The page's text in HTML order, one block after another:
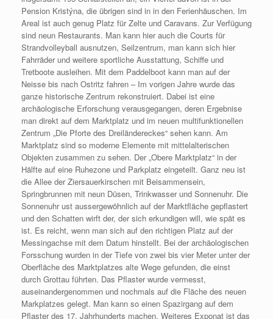
Pension Kristýna, die übrigen sind in in den Ferienhäuschen. Im
Areal ist auch genug Platz für Zelte und Caravans. Zur Verfügung
sind neun Restaurants. Man kann hier auch die Courts für
Strandvolleyball ausnutzen, Seilzentrum, man kann sich hier
Fahrräder und weitere sportliche Ausstattung, Schiffe und
Tretboote ausleihen. Mit dem Paddelboot kann man auf der
Neisse bis nach Ostritz fahren – Im vorigen Jahre wurde das
ganze historische Zentrum rekonstruiert. Dabei ist eine
archäologische Erforschung verausgegangen, deren Ergebnise
man direkt auf dem Marktplatz und im neuen multifunktionellen
Zentrum „Die Pforte des Dreiländereckes“ sehen kann. Am
Marktplatz sind so moderne Elemente mit mittelalterischen
Objekten zusammen zu sehen. Der „Obere Marktplatz“ in der
Hälfte auf eine Ruhezone und Parkplatz eingeteilt. Ganz neu ist
die Allee der Ziersauerkirschen mit Beisammensein,
Springbrunnen mit neun Düsen, Trinkwasser und Sonnenuhr. Die
Sonnenuhr ust aussergewöhnlich auf der Marktfläche gepflastert
und den Schatten wirft der, der sich erkundigen will, wie spät es
ist. Es reicht, wenn man sich auf den richtigen Platz auf der
Messingachse mit dem Datum hinstellt. Bei der archäologischen
Forsschung wurden in der Tiefe von zwei bis vier Meter unter der
Oberfläche des Marktplatzes alte Wege gefunden, die einst
durch Grottau führten. Das Pflaster wurde vermesst,
auseinandergenommen und nochmals auf die Fläche des neuen
Markplatzes gelegt. Man kann so einen Spazirgang auf dem
Pflaster des 17. Jahrhunderts machen. Weiteres Exponat ist das